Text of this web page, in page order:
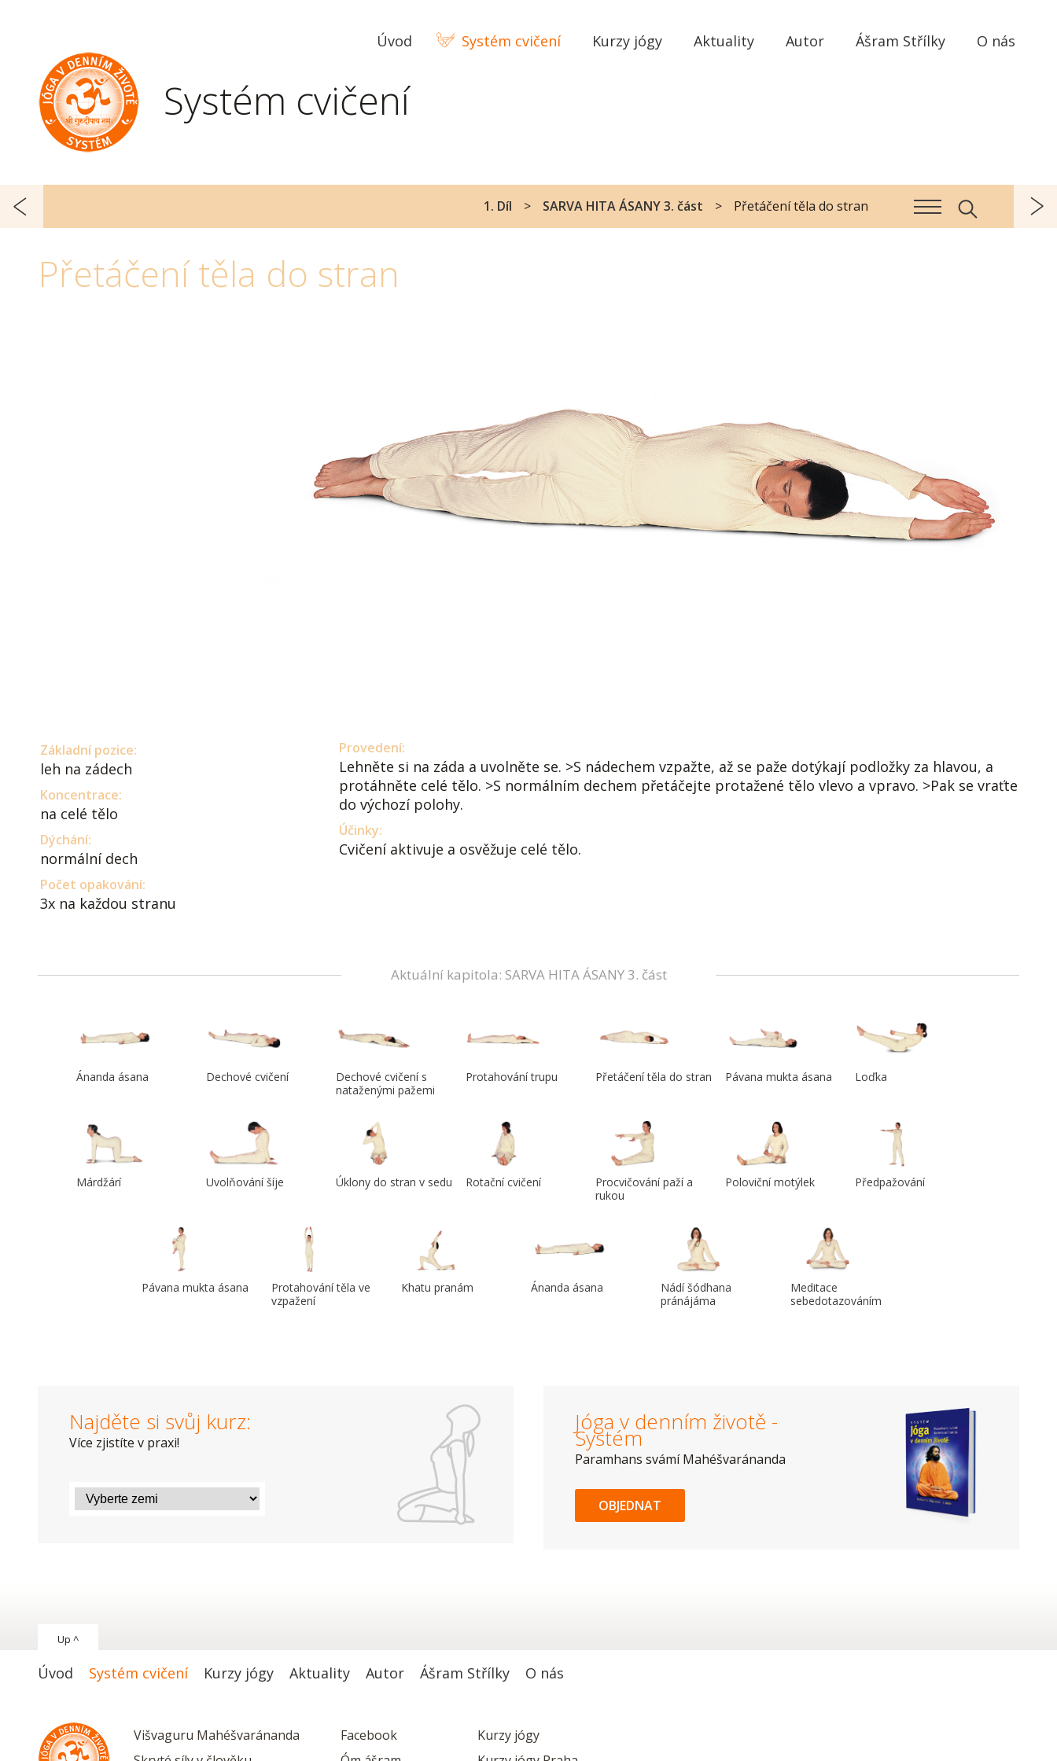
Systém cvičení
Úvod Systém cvičení Kurzy jógy Aktuality Autor Ášram Střílky O nás
1. Díl SARVA HITA ÁSANY 3. část Přetáčení těla do stran
Přetáčení těla do stran
Základní pozice:
leh na zádech
Koncentrace:
na celé tělo
Dýchání:
normální dech
Počet opakování:
3x na každou stranu
Provedení:
Lehněte si na záda a uvolněte se. >S nádechem vzpažte, až se paže dotýkají podložky za hlavou, a
protáhněte celé tělo. >S normálním dechem přetáčejte protažené tělo vlevo a vpravo. >Pak se vraťte
do výchozí polohy.
Účinky:
Cvičení aktivuje a osvěžuje celé tělo.
Aktuální kapitola: SARVA HITA ÁSANY 3. část
Ánanda ásana Dechové cvičení
Dechové cvičení s
nataženými pažemi
Protahování trupu Přetáčení těla do stran Pávana mukta ásana Loďka
Márdžárí Uvolňování šíje Úklony do stran v sedu Rotační cvičení
Procvičování paží a
rukou
Poloviční motýlek Předpažování
Pávana mukta ásana
Protahování těla ve
vzpažení
Khatu pranám Ánanda ásana
Nádí šódhana
pránájáma
Meditace
sebedotazováním
Najděte si svůj kurz:
Více zjistíte v praxi!
Jóga v denním životě -
Systém
Paramhans svámí Mahéšvaránanda
OBJEDNAT
Up ^
Úvod Systém cvičení Kurzy jógy Aktuality Autor Ášram Střílky O nás
Višvaguru Mahéšvaránanda Facebook
Kurzy jógy